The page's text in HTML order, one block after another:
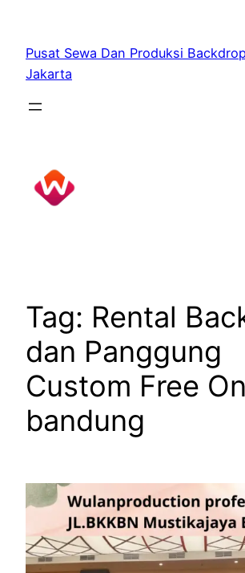
content
Pusat Sewa Dan Produksi
Jakarta
Tag: Rental
dan Panggung
Custom Free
bandung